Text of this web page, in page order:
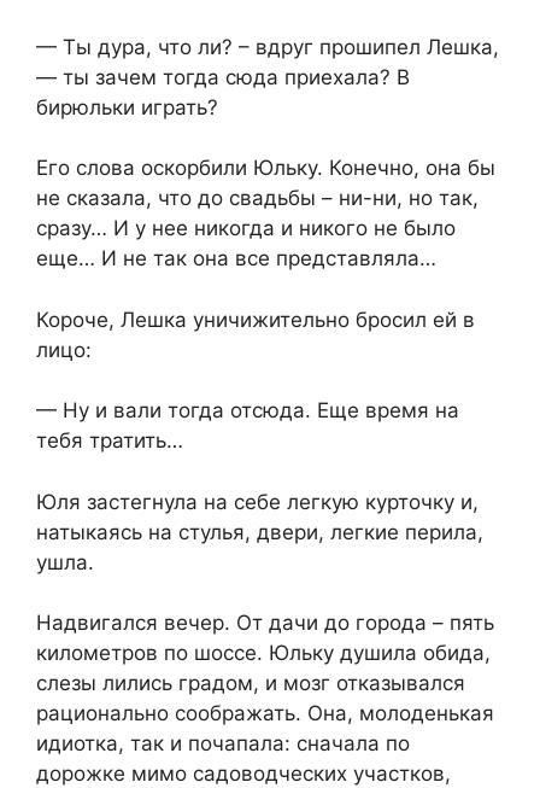
— Ты дура, что ли? – вдруг прошипел Лешка,
— ты зачем тогда сюда приехала? В
бирюльки играть?
Его слова оскорбили Юльку. Конечно, она бы
не сказала, что до свадьбы – ни-ни, но так,
сразу… И у нее никогда и никого не было
еще… И не так она все представляла…
Короче, Лешка уничижительно бросил ей в
лицо:
— Ну и вали тогда отсюда. Еще время на
тебя тратить…
Юля застегнула на себе легкую курточку и,
натыкаясь на стулья, двери, легкие перила,
ушла.
Надвигался вечер. От дачи до города – пять
километров по шоссе. Юльку душила обида,
слезы лились градом, и мозг отказывался
рационально соображать. Она, молоденькая
идиотка, так и почапала: сначала по
дорожке мимо садоводческих участков,